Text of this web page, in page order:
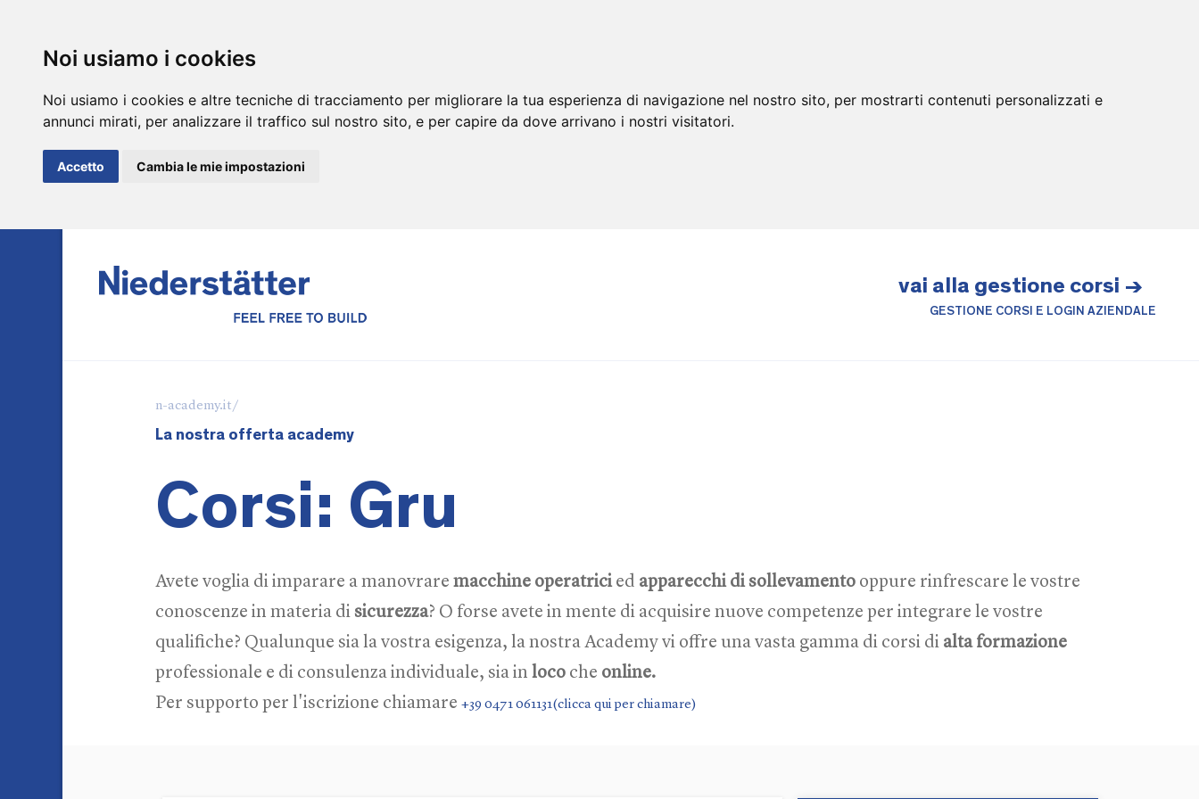
Noi usiamo i cookies
Noi usiamo i cookies e altre tecniche di tracciamento per migliorare la tua esperienza di navigazione nel nostro sito, per mostrarti contenuti personalizzati e
annunci mirati, per analizzare il traffico sul nostro sito, e per capire da dove arrivano i nostri visitatori.
Accetto Cambia le mie impostazioni
vai alla gestione corsi →
GESTIONE CORSI E LOGIN AZIENDALE
La nostra offerta academy
Corsi: Gru
Avete voglia di imparare a manovrare macchine operatricied apparecchi di sollevamentooppure rinfrescare le vostre
conoscenze in materia di sicurezza? O forse avete in mente di acquisire nuove competenze per integrare le vostre
qualifiche? Qualunque sia la vostra esigenza, la nostra Academy vi offre una vasta gamma di corsi di alta formazione
professionale e di consulenza individuale, sia in locoche online.
Per supporto per l'iscrizione chiamare +39 0471 061131(clicca qui per chiamare)
n-academy.it/